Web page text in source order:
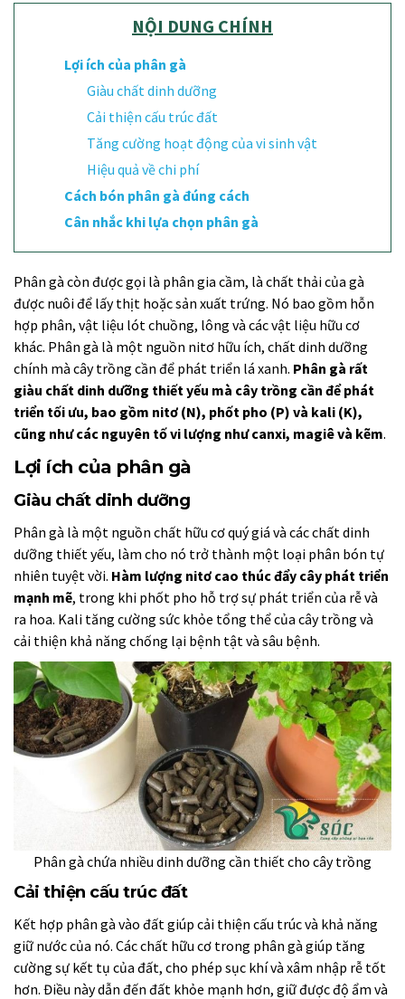
NỘI DUNG CHÍNH
Lợi ích của phân gà
Giàu chất dinh dưỡng
Cải thiện cấu trúc đất
Tăng cường hoạt động của vi sinh vật
Hiệu quả về chi phí
Cách bón phân gà đúng cách
Cân nhắc khi lựa chọn phân gà
Phân gà còn được gọi là phân gia cầm, là chất thải của gà
được nuôi để lấy thịt hoặc sản xuất trứng. Nó bao gồm hỗn
hợp phân, vật liệu lót chuồng, lông và các vật liệu hữu cơ
khác. Phân gà là một nguồn nitơ hữu ích, chất dinh dưỡng
chính mà cây trồng cần để phát triển lá xanh. Phân gà rất
giàu chất dinh dưỡng thiết yếu mà cây trồng cần để phát
triển tối ưu, bao gồm nitơ (N), phốt pho (P) và kali (K),
cũng như các nguyên tố vi lượng như canxi, magiê và kẽm.
Lợi ích của phân gà
Giàu chất dinh dưỡng
Phân gà là một nguồn chất hữu cơ quý giá và các chất dinh
dưỡng thiết yếu, làm cho nó trở thành một loại phân bón tự
nhiên tuyệt vời. Hàm lượng nitơ cao thúc đẩy cây phát triển
mạnh mẽ, trong khi phốt pho hỗ trợ sự phát triển của rễ và
ra hoa. Kali tăng cường sức khỏe tổng thể của cây trồng và
cải thiện khả năng chống lại bệnh tật và sâu bệnh.
Phân gà chứa nhiều dinh dưỡng cần thiết cho cây trồng
Cải thiện cấu trúc đất
Kết hợp phân gà vào đất giúp cải thiện cấu trúc và khả năng
giữ nước của nó. Các chất hữu cơ trong phân gà giúp tăng
cường sự kết tụ của đất, cho phép sục khí và xâm nhập rễ tốt
hơn. Điều này dẫn đến đất khỏe mạnh hơn, giữ được độ ẩm và